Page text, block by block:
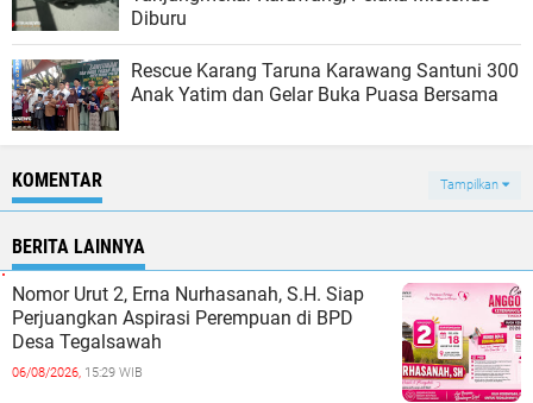
Diburu
Rescue Karang Taruna Karawang Santuni 300
Anak Yatim dan Gelar Buka Puasa Bersama
KOMENTAR Tampilkan
BERITA LAINNYA
Nomor Urut 2, Erna Nurhasanah, S.H. Siap
Perjuangkan Aspirasi Perempuan di BPD
Desa Tegalsawah
06/08/2026, 15:29 WIB